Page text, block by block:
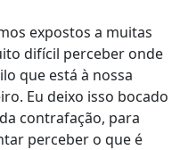
expostos a muitas
difícil perceber onde
que está à nossa
Eu deixo isso bocado
contrafação, para
perceber o que é